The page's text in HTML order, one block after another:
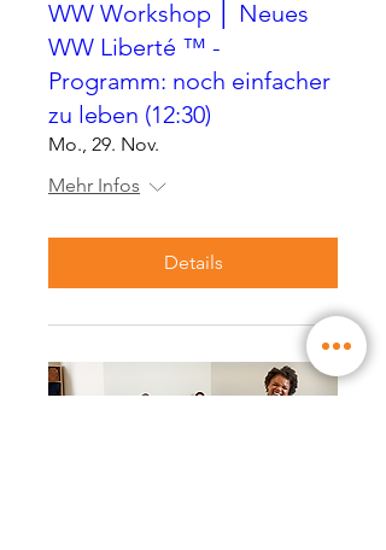
WW Workshop │ Neues
WW Liberté ™ -
Programm: noch einfacher
zu leben (12:30)
Mo., 29. Nov.
Mehr Infos
Details